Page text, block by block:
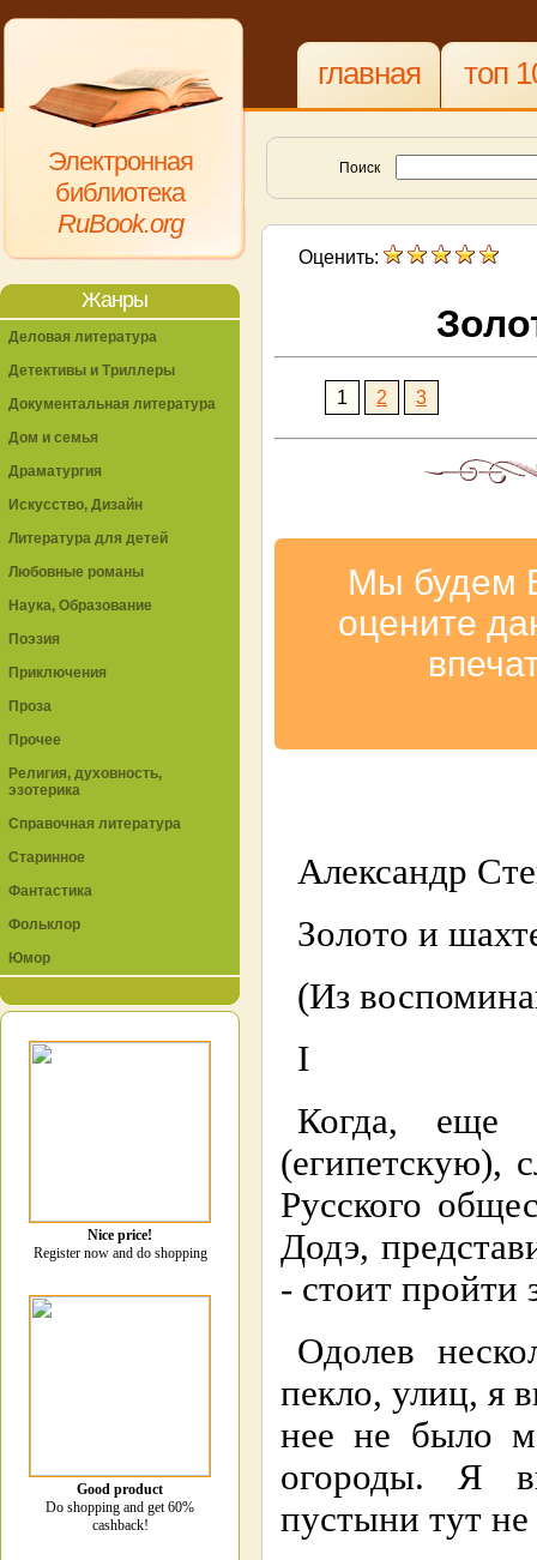
Электронная
библиотека
RuBook.org
главная топ
Поиск
Оценить:
1 2 3
Мы будем
оцените
Александр
Золото и
(Из
I
Когда, еще
(египетскую),
Русского
Додэ,
- стоит пройти
Одолев
пекло, улиц, я
нее не было
огороды. Я
пустыни тут
Жанры
Деловая литература
Детективы и Триллеры
Документальная литература
Дом и семья
Драматургия
Искусство, Дизайн
Литература для детей
Любовные романы
Наука, Образование
Поэзия
Приключения
Проза
Прочее
Религия, духовность,
эзотерика
Справочная литература
Старинное
Фантастика
Фольклор
Юмор
Nice price!
Register now and do shopping
Good product
Do shopping and get 60%
cashback!